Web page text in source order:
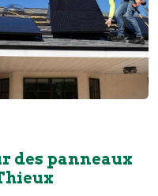
des panneaux